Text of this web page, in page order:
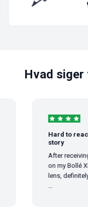
Hvad siger
Hard to reach
story
After receiving
on my Bollé
lens, definitely